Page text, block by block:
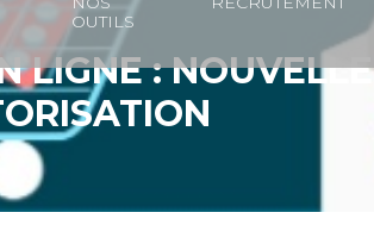
OUTILS
LIGNE : NOUVELLE